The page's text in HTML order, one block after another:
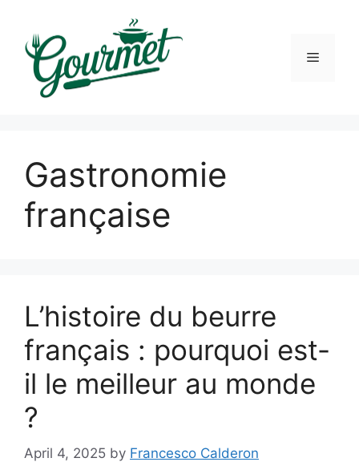
content
Menu
Gastronomie
française
L’histoire du beurre
français : pourquoi est-
il le meilleur au monde
?
April 4, 2025 by Francesco Calderon